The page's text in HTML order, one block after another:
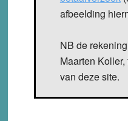
afbeelding
NB de
Maarten
van deze site.